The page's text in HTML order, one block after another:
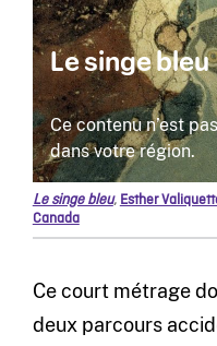
Le singe bleu,Esther
Canada
Ce court métrage
deux parcours